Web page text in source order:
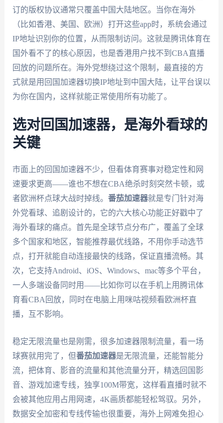
订的版权协议通常只覆盖中国大陆地区。当你在海外
（比如香港、美国、欧洲）打开这些app时，系统会通过
IP地址识别你的位置，从而限制访问。这就是腾讯体育在
国外看不了的核心原因，也是香港用户找不到CBA直播
回放的问题所在。海外党想绕过这个限制，最直接的方
式就是用回国加速器切换IP地址到中国大陆，让平台误以
为你在国内，这样就能正常使用所有功能了。
选对回国加速器，是海外看球的
关键
市面上的回国加速器不少，但看体育赛事对稳定性和网
速要求更高——谁也不想在CBA绝杀时刻突然卡顿，或
者欧洲杯点球大战时掉线。 番茄加速器就是专门针对海
外党看球、追剧设计的，它的六大核心功能正好戳中了
海外看球的痛点。首先是全球节点分布广，覆盖了全球
多个国家和地区，智能推荐最优线路，不用你手动选节
点，打开就能自动连接最快的线路，保证直播流畅。其
次，它支持Android、iOS、Windows、mac等多个平台，
一人多端设备同时用——比如你可以在手机上用腾讯体
育看CBA回放，同时在电脑上用咪咕视频看欧洲杯直
播，互不影响。
稳定无限流量也是刚需，很多加速器限制流量，看一场
球赛就用完了，但番茄加速器是无限流量，还能智能分
流，把体育、影音的流量和其他流量分开，精选回国影
音、游戏加速专线，独享100M带宽，这样看直播时就不
会被其他应用占用网速，4K画质都能轻松驾驭。另外，
数据安全加密和专线传输也很重要，海外上网难免担心